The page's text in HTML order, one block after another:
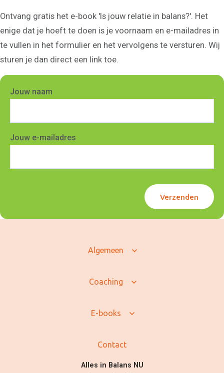
Wat klanten zeggen
Veelgestelde vragen
maat
Onze
mensbenadering
Wie ben jij echt?
Emoties en gevoelens
Hooggevoeligheid
ouders overnemen
Alles is communicatie
Ontvang gratis het e-book 'Is jouw relatie in balans?'. Het
enige dat je hoeft te doen is je voornaam en e-mailadres in
te vullen in het formulier en het vervolgens te versturen. Wij
sturen je dan direct een link toe.
Jouw naam
Jouw e-mailadres
Verzenden
Algemeen
Coaching
E-books
Contact
Alles in Balans NU